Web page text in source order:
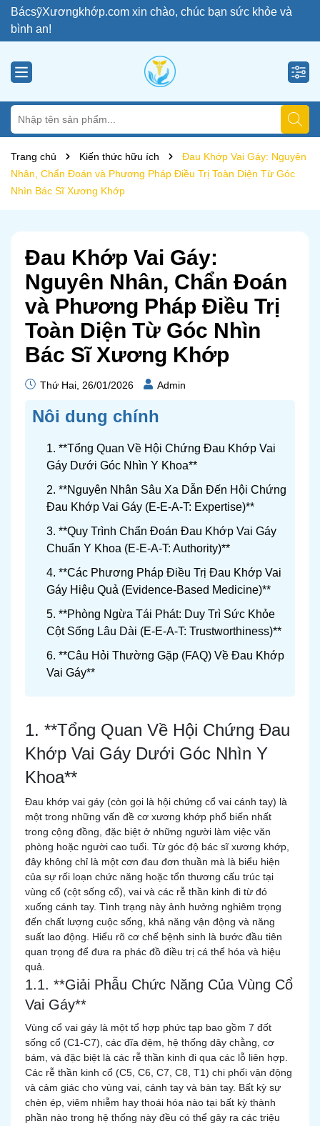
BácsỹXươngkhớp.com xin chào, chúc bạn sức khỏe và
bình an!
Trang chủ Kiến thức hữu ích
Đau Khớp Vai Gáy: Nguyên
Nhân, Chẩn Đoán và Phương Pháp Điều Trị Toàn Diện Từ Góc
Nhìn Bác Sĩ Xương Khớp
Đau Khớp Vai Gáy:
Nguyên Nhân, Chẩn Đoán
và Phương Pháp Điều Trị
Toàn Diện Từ Góc Nhìn
Bác Sĩ Xương Khớp
Thứ Hai, 26/01/2026 Admin
Nôi dung chính
1. **Tổng Quan Về Hội Chứng Đau Khớp Vai
Gáy Dưới Góc Nhìn Y Khoa**
2. **Nguyên Nhân Sâu Xa Dẫn Đến Hội Chứng
Đau Khớp Vai Gáy (E-E-A-T: Expertise)**
3. **Quy Trình Chẩn Đoán Đau Khớp Vai Gáy
Chuẩn Y Khoa (E-E-A-T: Authority)**
4. **Các Phương Pháp Điều Trị Đau Khớp Vai
Gáy Hiệu Quả (Evidence-Based Medicine)**
5. **Phòng Ngừa Tái Phát: Duy Trì Sức Khỏe
Cột Sống Lâu Dài (E-E-A-T: Trustworthiness)**
6. **Câu Hỏi Thường Gặp (FAQ) Về Đau Khớp
Vai Gáy**
1. **Tổng Quan Về Hội Chứng Đau
Khớp Vai Gáy Dưới Góc Nhìn Y
Khoa**
Đau khớp vai gáy (còn gọi là hội chứng cổ vai cánh tay) là
một trong những vấn đề cơ xương khớp phổ biến nhất
trong cộng đồng, đặc biệt ở những người làm việc văn
phòng hoặc người cao tuổi. Từ góc độ bác sĩ xương khớp,
đây không chỉ là một cơn đau đơn thuần mà là biểu hiện
của sự rối loạn chức năng hoặc tổn thương cấu trúc tại
vùng cổ (cột sống cổ), vai và các rễ thần kinh đi từ đó
xuống cánh tay. Tình trạng này ảnh hưởng nghiêm trọng
đến chất lượng cuộc sống, khả năng vận động và năng
suất lao động. Hiểu rõ cơ chế bệnh sinh là bước đầu tiên
quan trọng để đưa ra phác đồ điều trị cá thể hóa và hiệu
quả.
1.1. **Giải Phẫu Chức Năng Của Vùng Cổ
Vai Gáy**
Vùng cổ vai gáy là một tổ hợp phức tạp bao gồm 7 đốt
sống cổ (C1-C7), các đĩa đệm, hệ thống dây chằng, cơ
bám, và đặc biệt là các rễ thần kinh đi qua các lỗ liên hợp.
Các rễ thần kinh cổ (C5, C6, C7, C8, T1) chi phối vận động
và cảm giác cho vùng vai, cánh tay và bàn tay. Bất kỳ sự
chèn ép, viêm nhiễm hay thoái hóa nào tại bất kỳ thành
phần nào trong hệ thống này đều có thể gây ra các triệu